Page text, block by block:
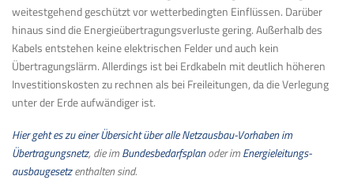
weitestgehend geschützt vor wetterbedingten Einflüssen. Darüber
hinaus sind die Energieübertragungsverluste gering. Außerhalb des
Kabels entstehen keine elektrischen Felder und auch kein
Übertragungslärm. Allerdings ist bei Erdkabeln mit deutlich höheren
Investitionskosten zu rechnen als bei Freileitungen, da die Verlegung
unter der Erde aufwändiger ist.
Hier geht es zu einer Übersicht über alle Netzausbau-Vorhaben im
Übertragungsnetz, die imBundes­bedarfs­planoder imEnergie­leitungs­
ausbau­gesetzent­halten sind.